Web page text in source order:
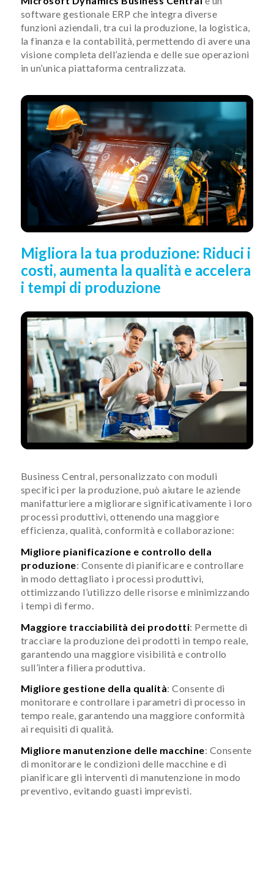
software gestionale ERP che integra diverse
funzioni aziendali, tra cui la produzione, la logistica,
la finanza e la contabilità, permettendo di avere una
visione completa dell’azienda e delle sue operazioni
in un’unica piattaforma centralizzata.
Migliora la tua produzione: Riduci i
costi, aumenta la qualità e accelera
i tempi di produzione
Business Central, personalizzato con moduli
specifici per la produzione, può aiutare le aziende
manifatturiere a migliorare significativamente i loro
processi produttivi, ottenendo una maggiore
efficienza, qualità, conformità e collaborazione:
Migliore pianificazione e controllo della
produzione: Consente di pianificare e controllare
in modo dettagliato i processi produttivi,
ottimizzando l’utilizzo delle risorse e minimizzando
i tempi di fermo.
Maggiore tracciabilità dei prodotti: Permette di
tracciare la produzione dei prodotti in tempo reale,
garantendo una maggiore visibilità e controllo
sull’intera filiera produttiva.
Migliore gestione della qualità: Consente di
monitorare e controllare i parametri di processo in
tempo reale, garantendo una maggiore conformità
ai requisiti di qualità.
Migliore manutenzione delle macchine: Consente
di monitorare le condizioni delle macchine e di
pianificare gli interventi di manutenzione in modo
preventivo, evitando guasti imprevisti.